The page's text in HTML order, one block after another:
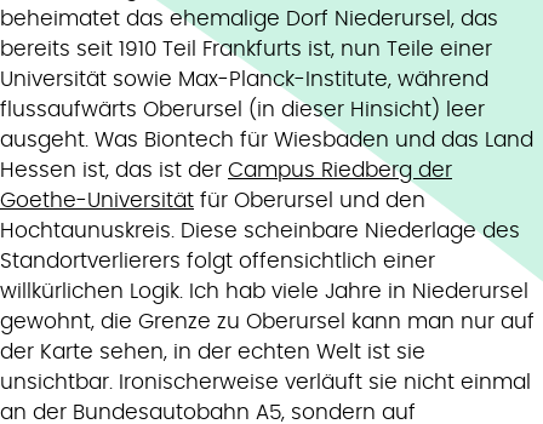
beheimatet das ehemalige Dorf Niederursel, das
bereits seit 1910 Teil Frankfurts ist, nun Teile einer
Universität sowie Max-Planck-Institute, während
flussaufwärts Oberursel (in dieser Hinsicht) leer
ausgeht. Was Biontech für Wiesbaden und das Land
Hessen ist, das ist der Campus Riedberg der
Goethe-Universität für Oberursel und den
Hochtaunuskreis. Diese scheinbare Niederlage des
Standortverlierers folgt offensichtlich einer
willkürlichen Logik. Ich hab viele Jahre in Niederursel
gewohnt, die Grenze zu Oberursel kann man nur auf
der Karte sehen, in der echten Welt ist sie
unsichtbar. Ironischerweise verläuft sie nicht einmal
an der Bundesautobahn A5, sondern auf